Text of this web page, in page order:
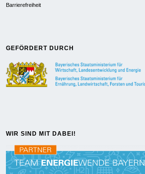
Barrierefreiheit
GEFÖRDERT DURCH
WIR SIND MIT DABEI!